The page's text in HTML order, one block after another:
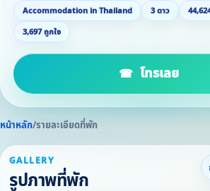
Accommodation in Thailand 3 ดาว
3,697 ถูกใจ
โทรเลย
หน้าหลัก/รายละเอียดที่พัก
GALLERY
รูปภาพที่พัก